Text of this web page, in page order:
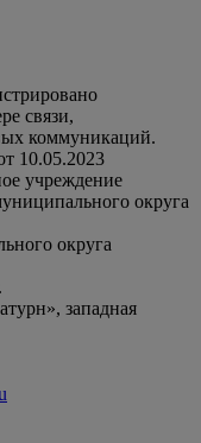
связи,
коммуникаций.
10.05.2023
учреждение
округа
округа
западная